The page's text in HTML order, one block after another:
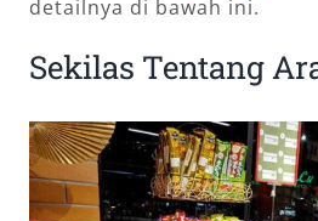
detailnya di bawah ini.
Sekilas Tentang